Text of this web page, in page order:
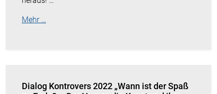
Mehr …
Dialog Kontrovers 2022 „Wann ist der Spaß